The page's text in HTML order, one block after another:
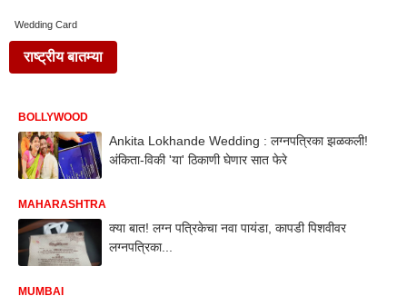
Wedding Card
राष्ट्रीय बातम्या
BOLLYWOOD
Ankita Lokhande Wedding : लग्नपत्रिका झळकली!
अंकिता-विकी 'या' ठिकाणी घेणार सात फेरे
MAHARASHTRA
क्या बात! लग्न पत्रिकेचा नवा पायंडा, कापडी पिशवीवर
लग्नपत्रिका...
MUMBAI